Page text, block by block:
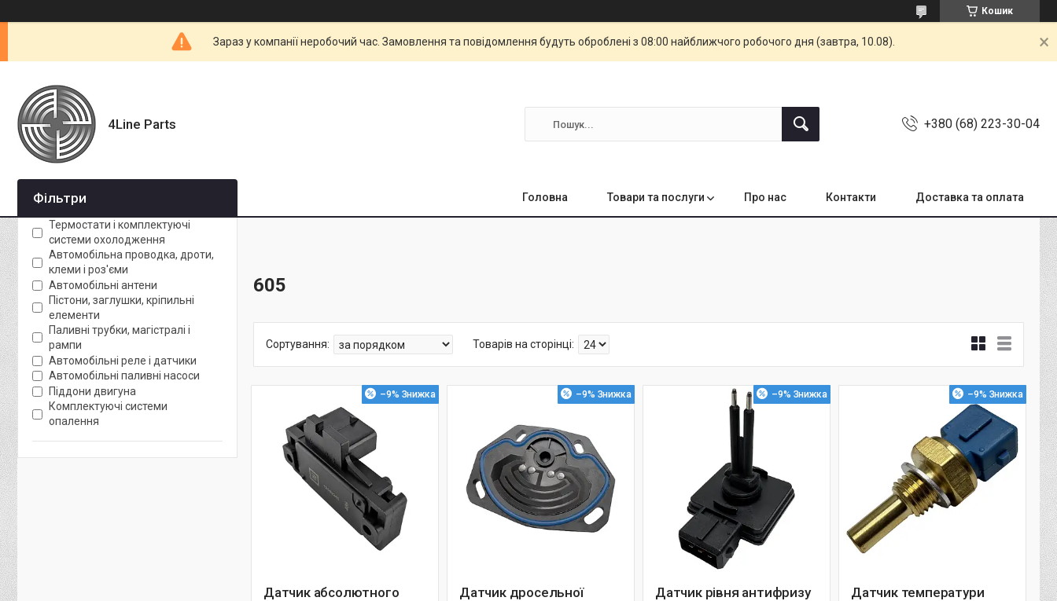
Кошик
Зараз у компанії неробочий час. Замовлення та повідомлення будуть оброблені з 08:00 найближчого робочого дня (завтра, 10.08).
4Line Parts +380 (68) 223-30-04
Головна Товари та послуги Про нас Контакти Доставка та оплата
605
–9%
Датчик абсолютного
–9%
Датчик дросельної
–9%
Датчик рівня антифризу
–9%
Датчик температури
Фільтри
Термостати і комплектуючі
системи охолодження
Автомобільна проводка, дроти,
клеми і роз'єми
Автомобільні антени
Пістони, заглушки, кріпильні
елементи
Паливні трубки, магістралі і
рампи
Автомобільні реле і датчики
Автомобільні паливні насоси
Піддони двигуна
Комплектуючі системи
опалення